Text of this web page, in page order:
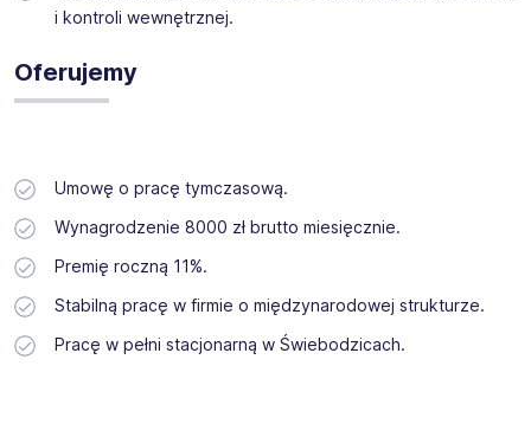
i kontroli wewnętrznej.
Oferujemy
Umowę o pracę tymczasową.
Wynagrodzenie 8000 zł brutto miesięcznie.
Premię roczną 11%.
Stabilną pracę w firmie o międzynarodowej strukturze.
Pracę w pełni stacjonarną w Świebodzicach.